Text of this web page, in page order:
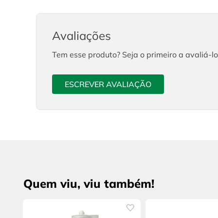
Avaliações
Tem esse produto? Seja o primeiro a avaliá-
ESCREVER AVALIAÇÃO
Quem viu, viu também!